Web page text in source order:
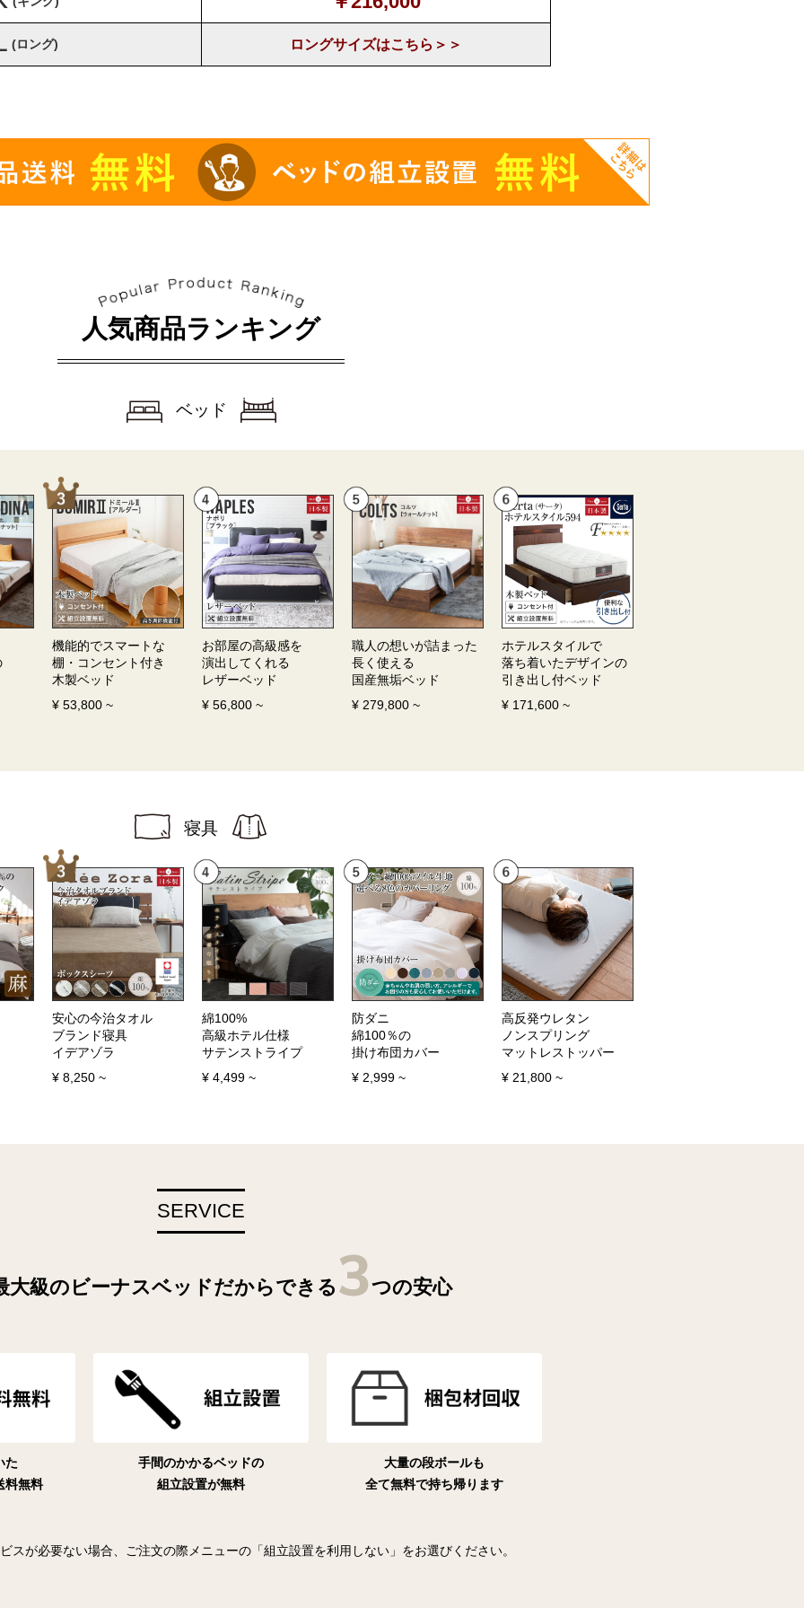
(ロング) ロングサイズはこちら＞＞
人気商品ランキング
ベッド
機能的でスマートな
棚・コンセント付き
木製ベッド
¥ 53,800 ~
お部屋の高級感を
演出してくれる
レザーベッド
¥ 56,800 ~
職人の想いが詰まった
長く使える
国産無垢ベッド
¥ 279,800 ~
ホテルスタイルで
落ち着いたデザインの
引き出し付ベッド
¥ 171,600 ~
寝具
安心の今治タオル
ブランド寝具
イデアゾラ
¥ 8,250 ~
綿100%
高級ホテル仕様
サテンストライプ
¥ 4,499 ~
防ダニ
綿100％の
掛け布団カバー
¥ 2,999 ~
高反発ウレタン
ノンスプリング
マットレストッパー
¥ 21,800 ~
SERVICE
大級のビーナスベッドだからできる 3つの安心
た
料無料
手間のかかるベッドの
組立設置が無料
大量の段ボールも
全て無料で持ち帰ります
スが必要ない場合、ご注文の際メニューの「組立設置を利用しない」をお選びください。